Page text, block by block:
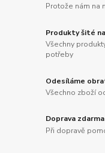
Protože nám na
Produkty šité
Všechny
potřeby
Odesíláme
Všechno zboží
Doprava
Při dopravě